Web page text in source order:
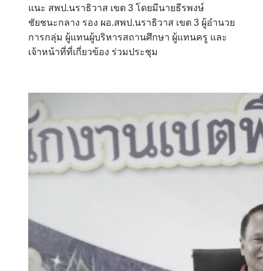
แนะ สพป.นราธิวาส เขต 3 โดยมีนายธีรพงษ์
ชัยชนะกลาง รอง ผอ.สพป.นราธิวาส เขต 3 ผู้อำนวย
การกลุ่ม ผู้แทนผู้บริหารสถานศึกษา ผู้แทนครู และ
เจ้าหน้าที่ที่เกี่ยวข้อง ร่วมประชุม